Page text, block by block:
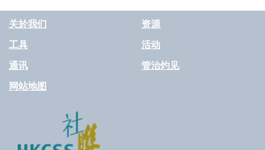
关於我们 资源
工具 活动
通讯 管治灼见
网站地图